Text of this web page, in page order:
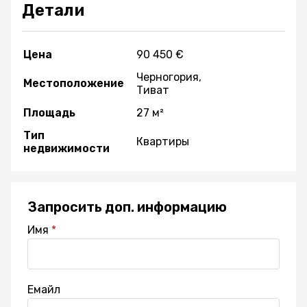
Детали
Цена 90 450 €
Местоположение
Черногория,
Тиват
Площадь
27 м²
Тип
недвижимости
Квартиры
Запросить доп. информацию
Имя
Емайл